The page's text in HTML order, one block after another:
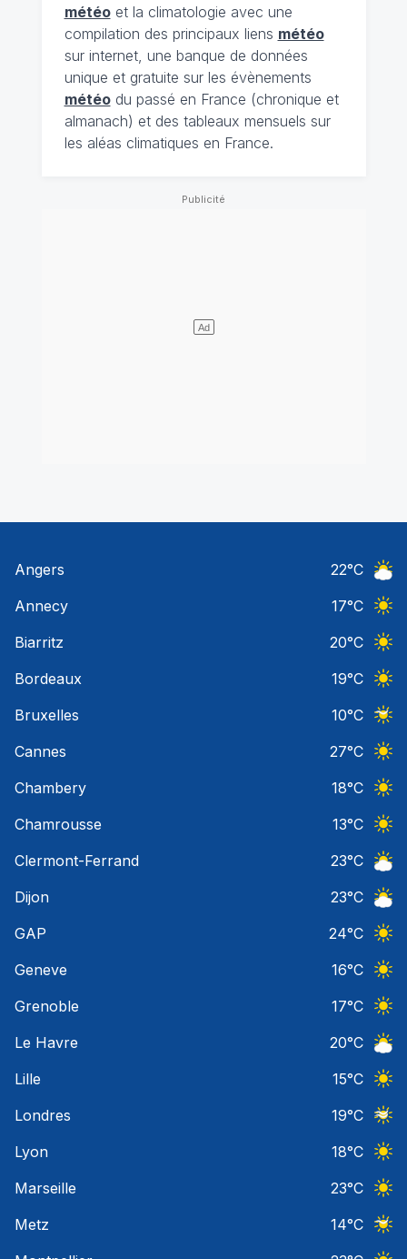
météoet la climatologie avec une
compilation des principaux liens météo
sur internet, une banque de données
unique et gratuite sur les évènements
météodu passé en France (chronique et
almanach) et des tableaux mensuels sur
les aléas climatiques en France.
Angers 22°C
Annecy
17°C
Biarritz
20°C
Bordeaux
19°C
Bruxelles
10°C
Cannes
27°C
Chambery
18°C
Chamrousse
13°C
Clermont-Ferrand
23°C
Dijon
23°C
GAP
24°C
Geneve
16°C
Grenoble
17°C
Le Havre
20°C
Lille
15°C
Londres
19°C
Lyon
18°C
Marseille
23°C
Metz
14°C